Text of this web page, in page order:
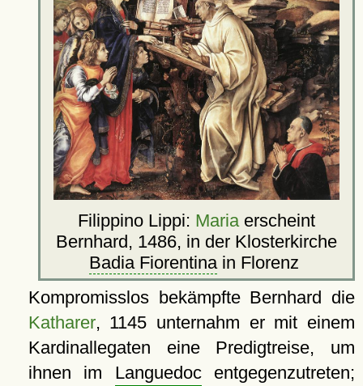
Filippino Lippi: Mariaerscheint
Bernhard, 1486, in der Klosterkirche
Badia Fiorentinain Florenz
Kompromisslos bekämpfte Bernhard die
Katharer, 1145 unternahm er mit einem
Kardinallegaten eine Predigtreise, um
ihnen im Languedocentgegenzutreten;